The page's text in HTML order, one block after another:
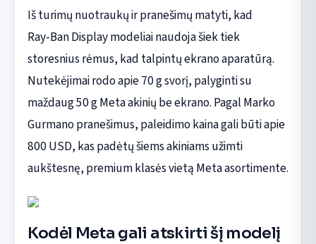
Iš turimų nuotraukų ir pranešimų matyti, kad
Ray‑Ban Display modeliai naudoja šiek tiek
storesnius rėmus, kad talpintų ekrano aparatūrą.
Nutekėjimai rodo apie 70 g svorį, palyginti su
maždaug 50 g Meta akinių be ekrano. Pagal Marko
Gurmano pranešimus, paleidimo kaina gali būti apie
800 USD, kas padėtų šiems akiniams užimti
aukštesnę, premium klasės vietą Meta asortimente.
Kodėl Meta gali atskirti šį modelį